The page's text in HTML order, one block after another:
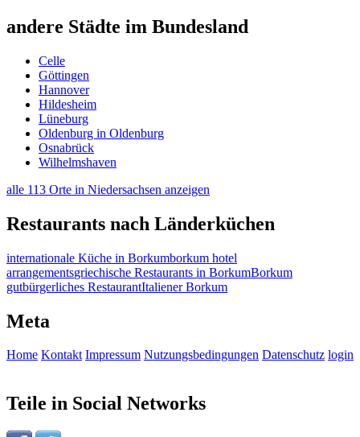
andere Städte im Bundesland
Celle
Göttingen
Hannover
Hildesheim
Lüneburg
Oldenburg in Oldenburg
Osnabrück
Wilhelmshaven
alle 113 Orte in Niedersachsen anzeigen
Restaurants nach Länderküchen
internationale Küche in Borkumborkum hotel
arrangementsgriechische Restaurants in BorkumBorkum
gutbürgerliches RestaurantItaliener Borkum
Meta
Home Kontakt Impressum Nutzungsbedingungen Datenschutz login
Teile in Social Networks